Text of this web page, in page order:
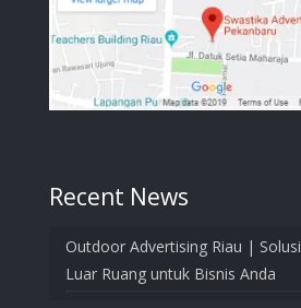
Recent News
Outdoor Advertising Riau |
Luar Ruang untuk Bisnis Anda